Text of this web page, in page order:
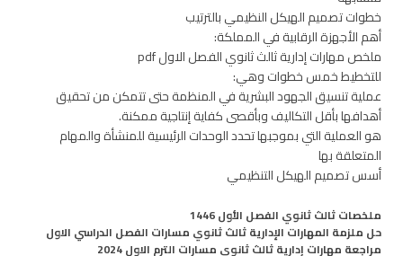
خطوات تصميم الهيكل النظيمي بالترتيب
أهم الأجهزة الرقابية في المملكة:
ملخص مهارات إدارية ثالث ثانوي الفصل الاول pdf
للتخطيط خمس خطوات وهي:
عملية تنسيق الجهود البشرية في المنظمة حتى تتمكن من تحقيق
أهدافها بأقل التكاليف وبأقصى كفاية إنتاجية ممكنة.
هو العملية التي بموجبها تحدد الوحدات الرئيسية للمنشأة والمهام
المتعلقة بها
أسس تصميم الهيكل التنظيمي
ملخصات ثالث ثانوي الفصل الأول 1446
حل ملزمة المهارات الإدارية ثالث ثانوي مسارات الفصل الدراسي الاول
مراجعة مهارات إدارية ثالث ثانوي مسارات الترم الاول 2024